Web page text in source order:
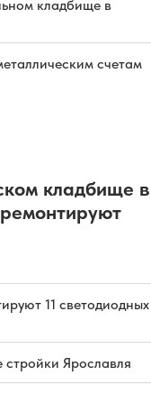
кладбище в
счетам
кладбище в
11 светодиодных
стройки Ярославля